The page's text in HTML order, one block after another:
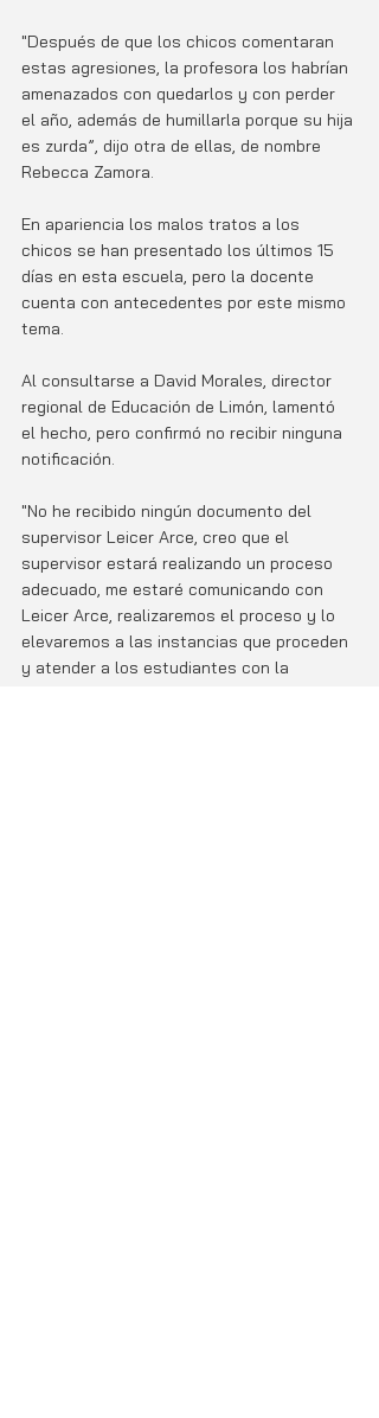
"Después de que los chicos comentaran
estas agresiones, la profesora los habrían
amenazados con quedarlos y con perder
el año, además de humillarla porque su hija
es zurda”, dijo otra de ellas, de nombre
Rebecca Zamora.
En apariencia los malos tratos a los
chicos se han presentado los últimos 15
días en esta escuela, pero la docente
cuenta con antecedentes por este mismo
tema.
Al consultarse a David Morales, director
regional de Educación de Limón, lamentó
el hecho, pero confirmó no recibir ninguna
notificación.
"No he recibido ningún documento del
supervisor Leicer Arce, creo que el
supervisor estará realizando un proceso
adecuado, me estaré comunicando con
Leicer Arce, realizaremos el proceso y lo
elevaremos a las instancias que proceden
y atender a los estudiantes con la